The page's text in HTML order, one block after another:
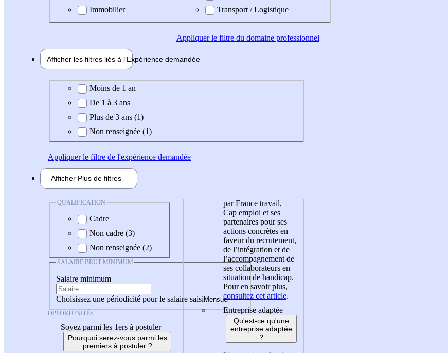
Immobilier
Transport / Logistique
Appliquerle filtre du domaine professionnel
Afficher les filtres liés à l'Expérience demandée
Expérience demandée
Moins de 1 an
De 1 à 3 ans
Plus de 3 ans (1)
Non renseignée (1)
Appliquerle filtre de l'expérience demandée
Afficher Plus de filtres
QUALIFICATION
Cadre
Non cadre (3)
Non renseignée (2)
SALAIRE BRUT MINIMUM
Salaire minimum
Choisissez une périodicité pour le salaire saisi
OPPORTUNITÉS
Soyez parmi les 1ers à postuler
Pourquoi serez-vous parmi les
premiers à postuler ?
par France travail,
Cap emploi et ses
partenaires pour ses
actions concrètes en
faveur du recrutement,
de l’intégration et de
l’accompagnement de
ses collaborateurs en
situation de handicap.
Pour en savoir plus,
consultez cet article.
Entreprise adaptée
Qu'est-ce qu'une
entreprise adaptée
?